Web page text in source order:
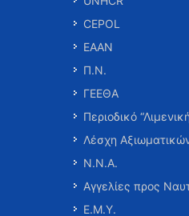
CEPOL
ΕΑΑΝ
Π.Ν.
ΓΕΕΘΑ
Περιοδικό
Λέσχη
Ν.Ν.Α.
Αγγελίες προς
Ε.Μ.Υ.